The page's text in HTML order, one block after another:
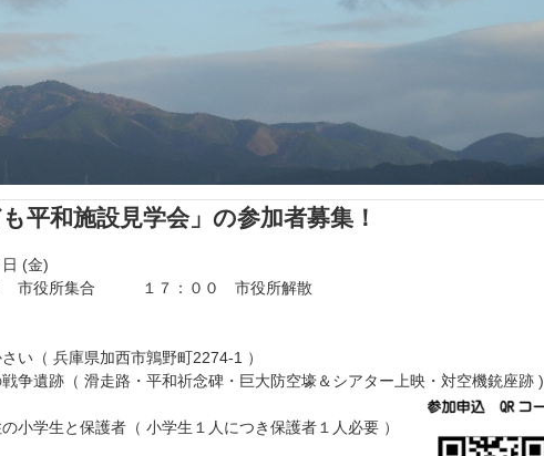
も平和施設見学会」の参加者募集！
(金)
役所集合 １７：００ 市役所解散
兵庫県加西市鶉野町2274-1 ）
跡（ 滑走路・平和祈念碑・巨大防空壕＆シアター上映・対空機銃座跡 )
小学生と保護者（ 小学生１人につき保護者１人必要 ）